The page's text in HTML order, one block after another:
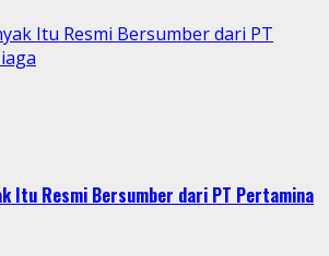
Itu Resmi Bersumber dari PT
Itu Resmi Bersumber dari PT Pertamina